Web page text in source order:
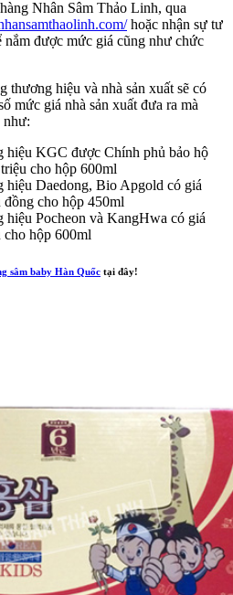
Nhân Sâm Thảo Linh, qua
hoặc nhận sự tư
nắm được mức giá cũng như chức
thương hiệu và nhà sản xuất sẽ có
mức giá nhà sản xuất đưa ra mà
như:
hiệu KGC được Chính phủ bảo hộ
cho hộp 600ml
hiệu Daedong, Bio Apgold có giá
đồng cho hộp 450ml
hiệu Pocheon và KangHwa có giá
cho hộp 600ml
sâm baby Hàn Quốc tại đây!